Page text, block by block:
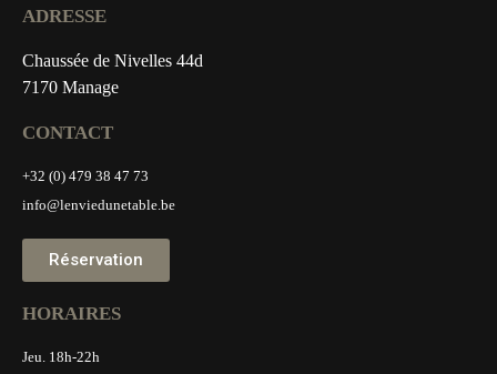
ADRESSE
Chaussée de Nivelles 44d
7170 Manage
CONTACT
+32 (0) 479 38 47 73
info@lenviedunetable.be
Réservation
HORAIRES
Jeu. 18h-22h